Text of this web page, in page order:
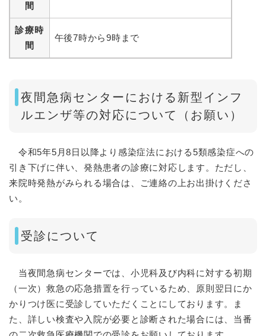
間
診療時
間
午後7時から9時まで
夜間急病センターにおける新型インフ
ルエンザ等の対応について（お願い）
令和5年5月8日以降より感染症法における5類感染症への
引き下げに伴い、発熱患者の診療に対応します。ただし、
来院時発熱がみられる場合は、ご連絡の上お出掛けくださ
い。
受診について
当夜間急病センターでは、小児科及び内科に対する初期
（一次）救急の応急措置を行っているため、原則翌日にか
かりつけ医に受診していただくことにしております。ま
た、詳しい検査や入院が必要と診断された場合には、当番